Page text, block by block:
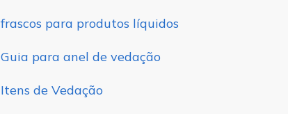
frascos para produtos líquidos
Guia para anel de vedação
Itens de Vedação